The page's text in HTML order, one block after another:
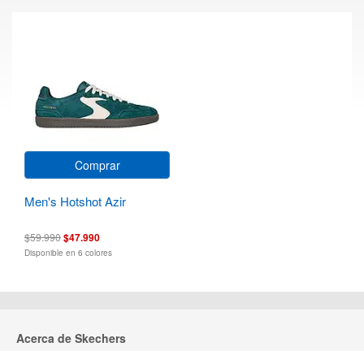
Comprar
Men's Hotshot Azir
$59.990$47.990
Disponible en 6 colores
Acerca de Skechers